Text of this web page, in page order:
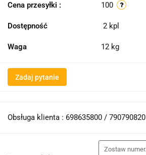
Cena przesyłki : 100
Dostępność 2 kpl
Waga 12 kg
Zadaj pytanie
Obsługa klienta : 698635800 / 790790820